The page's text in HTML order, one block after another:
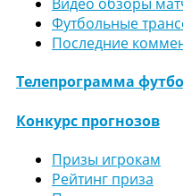
Футбольные
Последние
Телепрограмма
Конкурс прогнозов
Призы игрокам
Рейтинг приза